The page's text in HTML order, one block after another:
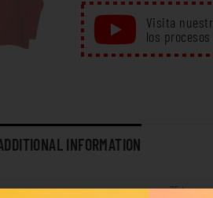
Visita
los
INFORMATION
7,5 kg